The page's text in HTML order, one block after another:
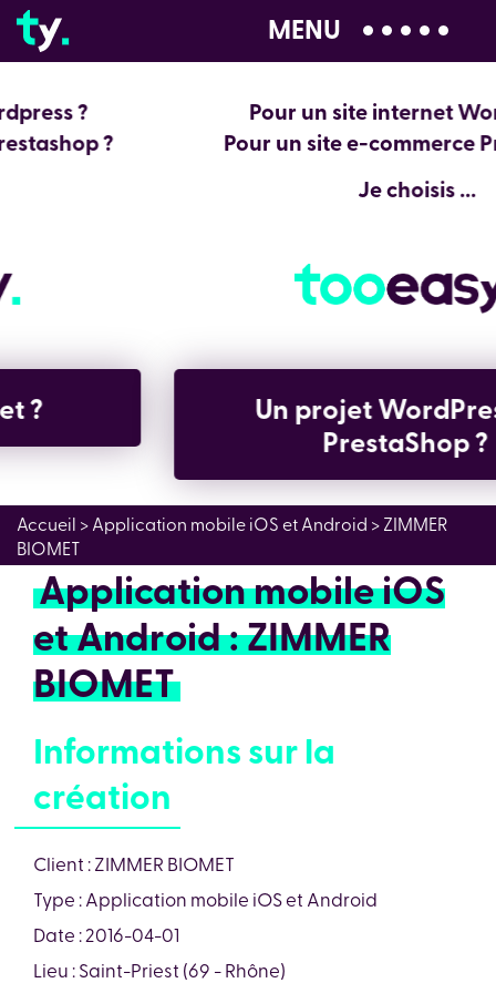
04 28 99 00 80
MENU
Pour un site internet Wordpress ?
Pour un site e-commerce Prestashop ?
Un projet WordPress ou
PrestaShop ?
Accueil > Application mobile iOS et Android > ZIMMER
BIOMET
Application mobile iOS
et Android : ZIMMER
BIOMET
Informations sur la
création
Client : ZIMMER BIOMET
Type : Application mobile iOS et Android
Date : 2016-04-01
Lieu : Saint-Priest (69 - Rhône)